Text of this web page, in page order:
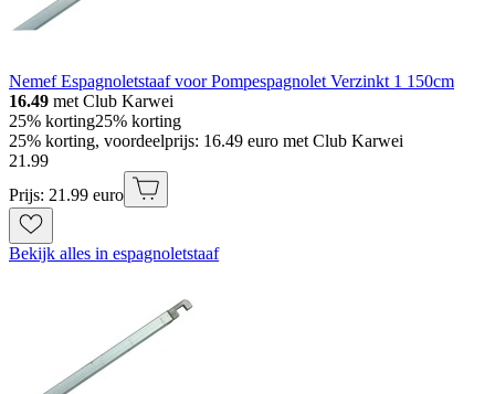
Nemef Espagnoletstaaf voor Pompespagnolet Verzinkt 1 150cm
16.49 met Club Karwei
25% korting25% korting
25% korting, voordeelprijs: 16.49 euro met Club Karwei
21.99
Prijs: 21.99 euro
Bekijk alles in espagnoletstaaf